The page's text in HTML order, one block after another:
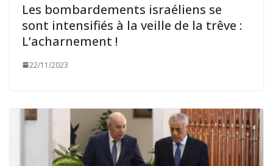
Les bombardements israéliens se
sont intensifiés à la veille de la trêve :
L’acharnement !
22/11/2023